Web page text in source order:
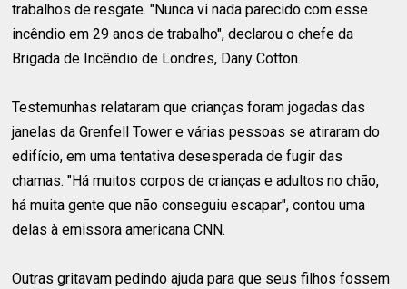
trabalhos de resgate. "Nunca vi nada parecido com esse
incêndio em 29 anos de trabalho", declarou o chefe da
Brigada de Incêndio de Londres, Dany Cotton.
Testemunhas relataram que crianças foram jogadas das
janelas da Grenfell Tower e várias pessoas se atiraram do
edifício, em uma tentativa desesperada de fugir das
chamas. "Há muitos corpos de crianças e adultos no chão,
há muita gente que não conseguiu escapar", contou uma
delas à emissora americana CNN.
Outras gritavam pedindo ajuda para que seus filhos fossem